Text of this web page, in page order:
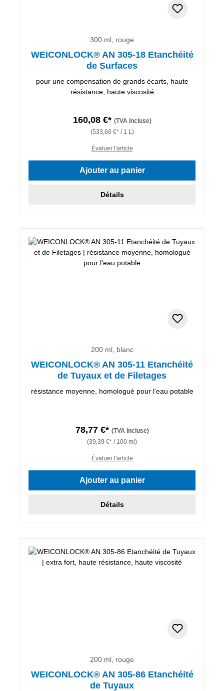
300 ml, rouge
WEICONLOCK® AN 305-18 Etanchéité
de Surfaces
pour une compensation de grands écarts, haute
résistance, haute viscosité
160,08 €* (TVA incluse)
(533,60 €* / 1 L)
Évaluer l'article
Ajouter au panier
Détails
200 ml, blanc
WEICONLOCK® AN 305-11 Etanchéité
de Tuyaux et de Filetages
résistance moyenne, homologué pour l'eau potable
78,77 €* (TVA incluse)
(39,39 €* / 100 ml)
Évaluer l'article
Ajouter au panier
Détails
200 ml, rouge
WEICONLOCK® AN 305-86 Etanchéité
de Tuyaux